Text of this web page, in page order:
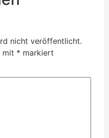
nicht veröffentlicht.
mit * markiert